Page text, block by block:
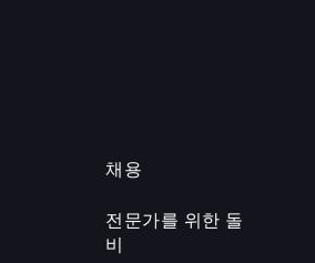
채용
전문가를 위한 돌
비